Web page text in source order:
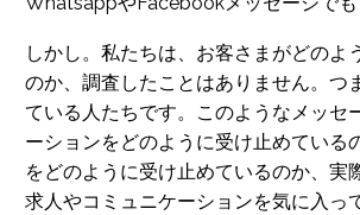
しかし。私たちは、お客さまがどのよ
のか、調査したことはありません。つ
ている人たちです。このようなメッセ
ーションをどのように受け止めている
をどのように受け止めているのか、実
求人やコミュニケーションを気に入っ